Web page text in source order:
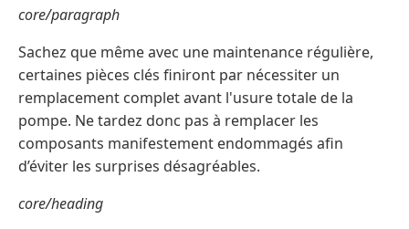
core/paragraph
Sachez que même avec une maintenance régulière,
certaines pièces clés finiront par nécessiter un
remplacement complet avant l'usure totale de la
pompe. Ne tardez donc pas à remplacer les
composants manifestement endommagés afin
d’éviter les surprises désagréables.
core/heading